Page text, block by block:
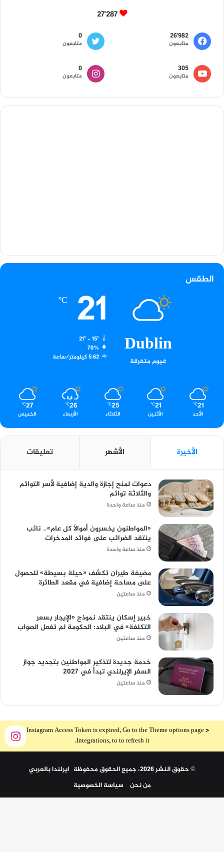
27٬287
26٬982
متابعون
0
متابعون
305
متابعون
0
متابعون
الطقس
Dublin
غيوم متفرقة
21
℃
21º - 15º
70%
5.62 كيلومتر/ساعة
21
℃
الأحد
21
℃
الأثنين
25
℃
الثلاثاء
26
℃
الأربعاء
27
℃
الخميس
الأخيرة الأشهر تعليقات
دعوات لمنح إجازة والدية إضافية لأسر التوائم
والثلاثة توائم
منذ ساعة واحدة
«المواطنون يخسرون أموالًا كل عام».. نائب
ينتقد الضرائب على فوائد المدخرات
منذ ساعة واحدة
مضيفة طيران تكشف «حيلة بسيطة» للحصول
على مساحة إضافية في مقعد الطائرة
منذ ساعتين
خبير إسكان ينتقد نموذج «الإيجار بسعر
التكلفة» في البلاد: الحكومة لم تفعل الصواب
منذ ساعتين
خدمة جديدة لتذكير المواطنين بتجديد جواز
السفر الإيرلندي تبدأ في 2027
منذ ساعتين
The Instagram Access Token is expired, Go to the Theme options page >
Integrations, to to refresh it.
© حقوق النشر 2026، جميع الحقوق محفوظة ايرلندا بالعربي
من نحن
سياسة الخصوصية